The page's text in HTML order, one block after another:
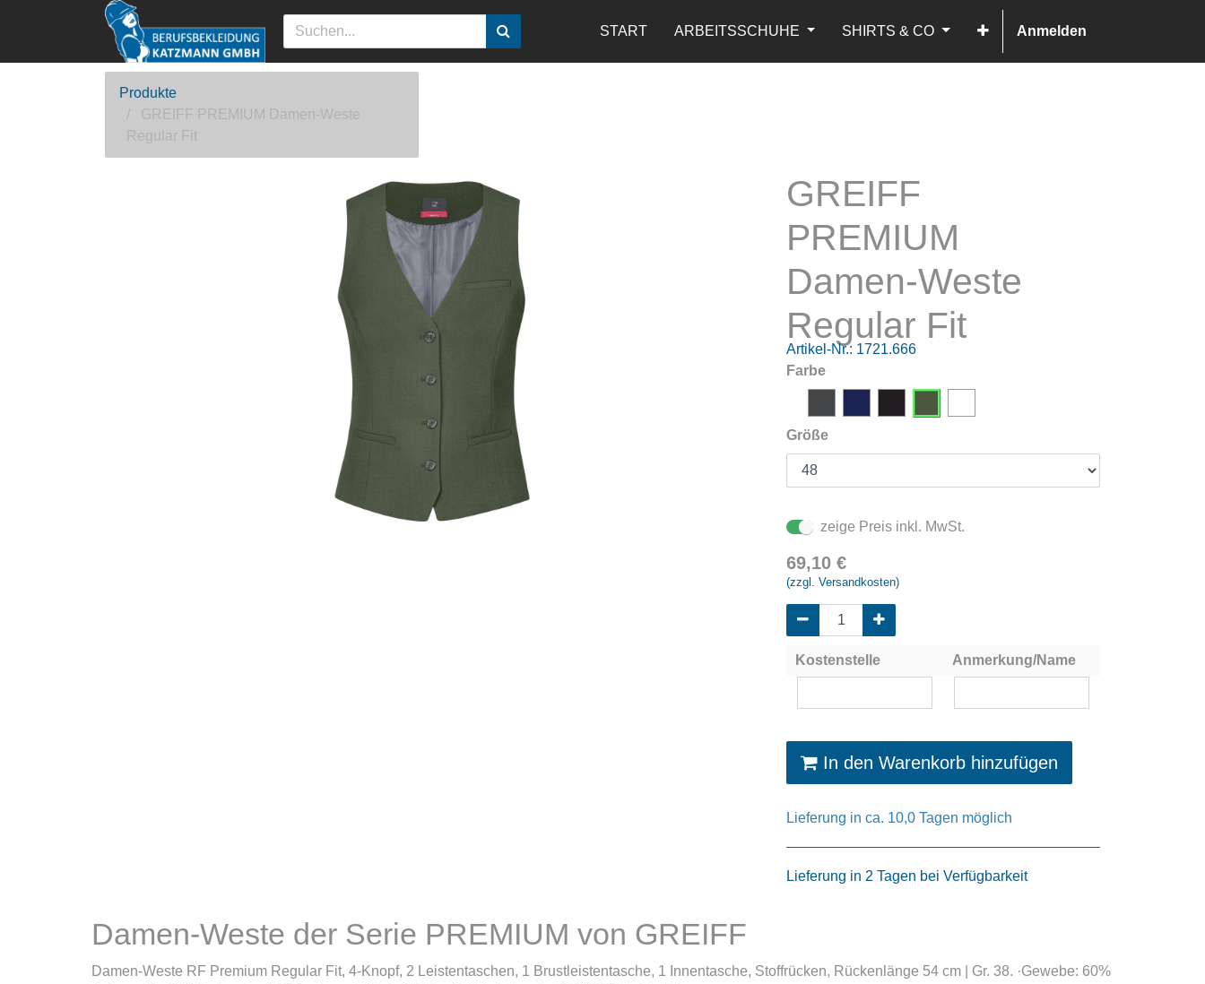
START ARBEITSSCHUHE SHIRTS & CO Anmelden
Produkte
GREIFF PREMIUM Damen-Weste
Regular Fit
GREIFF
PREMIUM
Damen-Weste
Regular Fit
Artikel-Nr.: 1721.666
Farbe
Größe
zeige Preis inkl. MwSt.
69,10 €
(zzgl. Versandkosten)
Kostenstelle Anmerkung/Name
In den Warenkorb hinzufügen
Lieferung in ca. 10,0 Tagen möglich
Lieferung in 2 Tagen bei Verfügbarkeit
Damen-Weste der Serie PREMIUM von GREIFF
Damen-Weste RF Premium Regular Fit, 4-Knopf, 2 Leistentaschen, 1 Brustleistentasche, 1 Innentasche, Stoffrücken, Rückenlänge 54 cm | Gr. 38. ·Gewebe: 60%